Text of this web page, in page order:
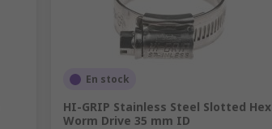
En stock
HI-GRIP Stainless Steel Slotted Hex
Worm Drive 35 mm ID